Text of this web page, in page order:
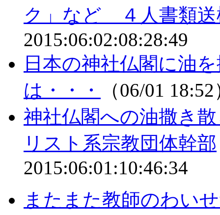
ク」など ４人書類送
2015:06:02:08:28:49
日本の神社仏閣に油
は・・・
（06/01
神社仏閣への油撒き
リスト系宗教団体幹部
2015:06:01:10:46:34
またまた教師のわい